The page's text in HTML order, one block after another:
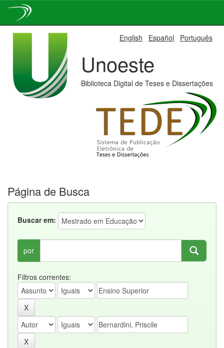
English Español Português
Unoeste
Biblioteca Digital de Teses e Dissertações
Página de Busca
Buscar em:
por
Filtros correntes: